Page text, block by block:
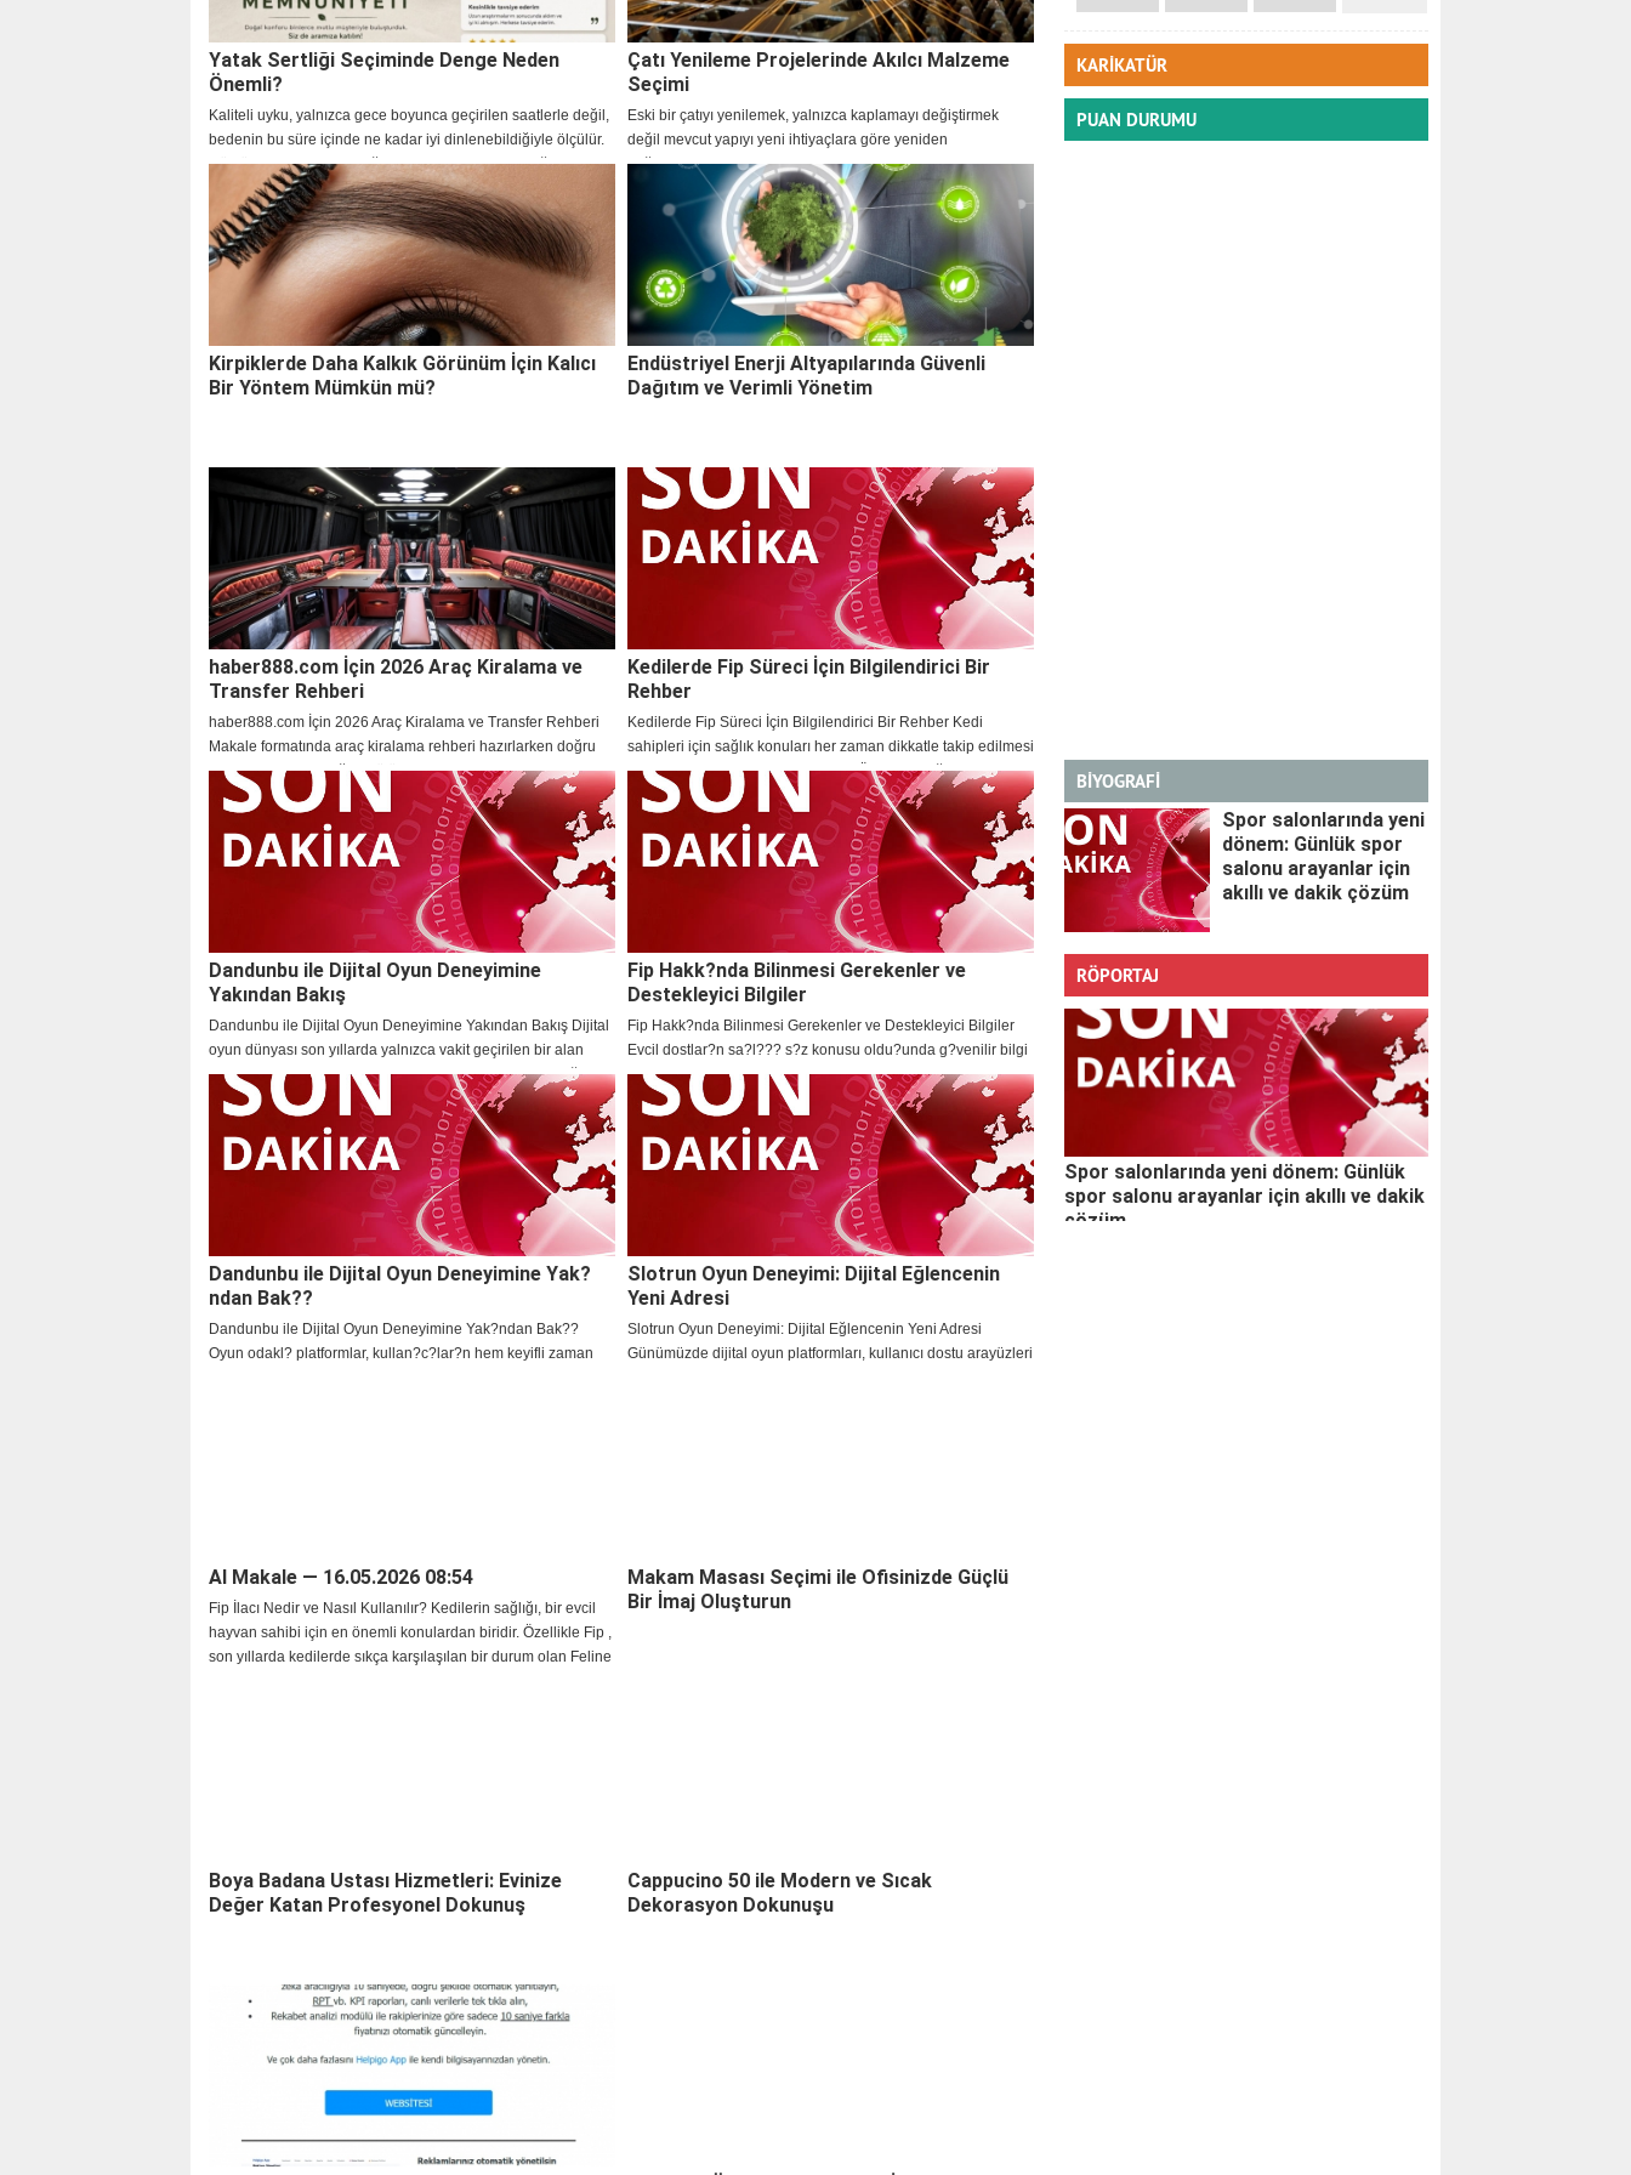
Yatak Sertliği Seçiminde Denge Neden
Önemli?
Kaliteli uyku, yalnızca gece boyunca geçirilen saatlerle değil,
bedenin bu süre içinde ne kadar iyi dinlenebildiğiyle ölçülür.
Günlük yaşamın hızlandığı, ekran kullanımının arttığı ve
çalışma düzeninin değiştiği günümüzd
Çatı Yenileme Projelerinde Akılcı Malzeme
Seçimi
Eski bir çatıyı yenilemek, yalnızca kaplamayı değiştirmek
değil mevcut yapıyı yeni ihtiyaçlara göre yeniden
değerlendirmektir. Çatı yenileme işlerinde ilk adım, mevcut
kaplamanın neden performans kaybettiğini belirlemekt
Kirpiklerde Daha Kalkık Görünüm İçin Kalıcı
Bir Yöntem Mümkün mü?
Endüstriyel Enerji Altyapılarında Güvenli
Dağıtım ve Verimli Yönetim
haber888.com İçin 2026 Araç Kiralama ve
Transfer Rehberi
haber888.com İçin 2026 Araç Kiralama ve Transfer Rehberi
Makale formatında araç kiralama rehberi hazırlarken doğru
araç seçimi, yolculuğun bütün akışını etkileyen pratik bir karar
haline geldi. İncelediğimizde gördük ki
Kedilerde Fip Süreci İçin Bilgilendirici Bir
Rehber
Kedilerde Fip Süreci İçin Bilgilendirici Bir Rehber Kedi
sahipleri için sağlık konuları her zaman dikkatle takip edilmesi
gereken başlıklar arasında yer alır. Özellikle bağışıklık
sistemiyle ilişkili hastalık süreçlerind
Dandunbu ile Dijital Oyun Deneyimine
Yakından Bakış
Dandunbu ile Dijital Oyun Deneyimine Yakından Bakış Dijital
oyun dünyası son yıllarda yalnızca vakit geçirilen bir alan
olmaktan çıkarak, kullanıcıların yeni deneyimler keşfettiği
canlı bir ekosisteme dönüştü. Oyun sever
Fip Hakk?nda Bilinmesi Gerekenler ve
Destekleyici Bilgiler
Fip Hakk?nda Bilinmesi Gerekenler ve Destekleyici Bilgiler
Evcil dostlar?n sa?l??? s?z konusu oldu?unda g?venilir bilgi
kaynaklar?na ula?mak ve belirtileri dikkatle g?zlemlemek b?
y?k ?nem ta??r. Fip hakk?nda yap?lan ara?
Dandunbu ile Dijital Oyun Deneyimine Yak?
ndan Bak??
Dandunbu ile Dijital Oyun Deneyimine Yak?ndan Bak??
Oyun odakl? platformlar, kullan?c?lar?n hem keyifli zaman
Slotrun Oyun Deneyimi: Dijital Eğlencenin
Yeni Adresi
Slotrun Oyun Deneyimi: Dijital Eğlencenin Yeni Adresi
Günümüzde dijital oyun platformları, kullanıcı dostu arayüzleri
AI Makale — 16.05.2026 08:54
Fip İlacı Nedir ve Nasıl Kullanılır? Kedilerin sağlığı, bir evcil
hayvan sahibi için en önemli konulardan biridir. Özellikle Fip ,
son yıllarda kedilerde sıkça karşılaşılan bir durum olan Feline
Makam Masası Seçimi ile Ofisinizde Güçlü
Bir İmaj Oluşturun
Boya Badana Ustası Hizmetleri: Evinize
Değer Katan Profesyonel Dokunuş
Cappucino 50 ile Modern ve Sıcak
Dekorasyon Dokunuşu
KARİKATÜR
PUAN DURUMU
BİYOGRAFİ
Spor salonlarında yeni
dönem: Günlük spor
salonu arayanlar için
akıllı ve dakik çözüm
RÖPORTAJ
Spor salonlarında yeni dönem: Günlük
spor salonu arayanlar için akıllı ve dakik
çözüm